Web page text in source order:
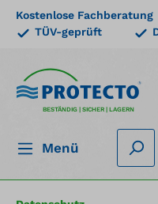
springen
Kostenlose Fachberatung
TÜV-geprüft
BESTÄNDIG | SICHER | LAGERN
Menü